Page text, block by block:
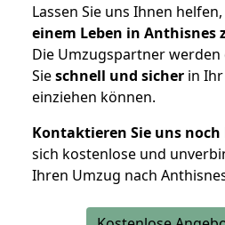
Lassen Sie uns Ihnen helfen,
einem Leben in Anthisnes
Die Umzugspartner
Sieschnell und sicher in
einziehen können.
Kontaktieren Sie uns
sich kostenlose und
Ihren Umzug nach